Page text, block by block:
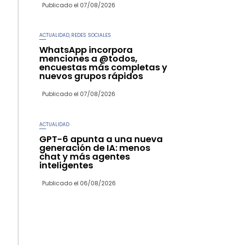
Publicado el 07/08/2026
ACTUALIDAD REDES SOCIALES
WhatsApp incorpora
menciones a @todos,
encuestas más completas y
nuevos grupos rápidos
Publicado el 07/08/2026
ACTUALIDAD
GPT-6 apunta a una nueva
generación de IA: menos
chat y más agentes
inteligentes
Publicado el 06/08/2026